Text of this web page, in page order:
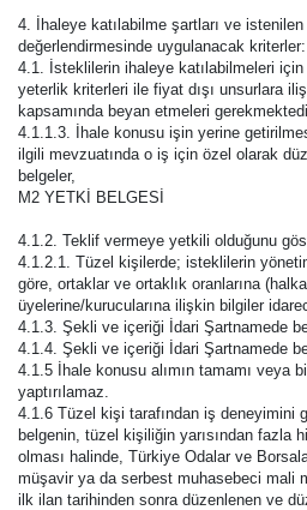
4. İhaleye katılabilme şartları ve
değerlendirmesinde uygulanacak kriterler:
4.1. İsteklilerin ihaleye katılabilmeleri için
yeterlik kriterleri ile fiyat dışı unsurlara
kapsamında beyan etmeleri
4.1.1.3. İhale konusu işin yerine
ilgili mevzuatında o iş için özel olarak
belgeler,
M2 YETKİ BELGESİ
4.1.2. Teklif vermeye yetkili olduğunu
4.1.2.1. Tüzel kişilerde; isteklilerin
göre, ortaklar ve ortaklık oranlarına
üyelerine/kurucularına ilişkin bilgiler
4.1.3. Şekli ve içeriği İdari Şartnamede
4.1.4. Şekli ve içeriği İdari Şartnamede
4.1.5 İhale konusu alımın tamamı veya
yaptırılamaz.
4.1.6 Tüzel kişi tarafından iş deneyimini
belgenin, tüzel kişiliğin yarısından fazla
olması halinde, Türkiye Odalar ve
müşavir ya da serbest muhasebeci mali
ilk ilan tarihinden sonra düzenlenen ve